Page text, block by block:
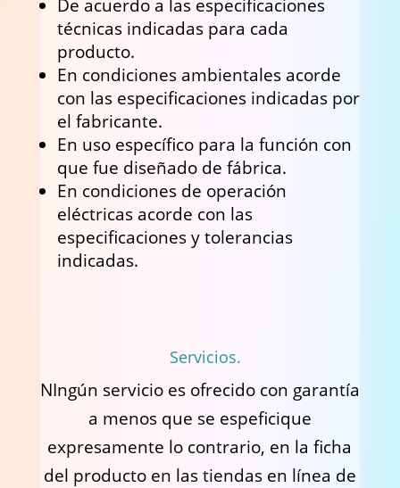
De acuerdo a las especificaciones
técnicas indicadas para cada
producto.
En condiciones ambientales acorde
con las especificaciones indicadas por
el fabricante.
En uso específico para la función con
que fue diseñado de fábrica.
En condiciones de operación
eléctricas acorde con las
especificaciones y tolerancias
indicadas.
Servicios.
NIngún servicio es ofrecido con garantía
a menos que se espeficique
expresamente lo contrario, en la ficha
del producto en las tiendas en línea de